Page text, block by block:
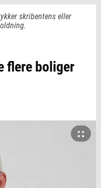
skribentens eller
flere boliger